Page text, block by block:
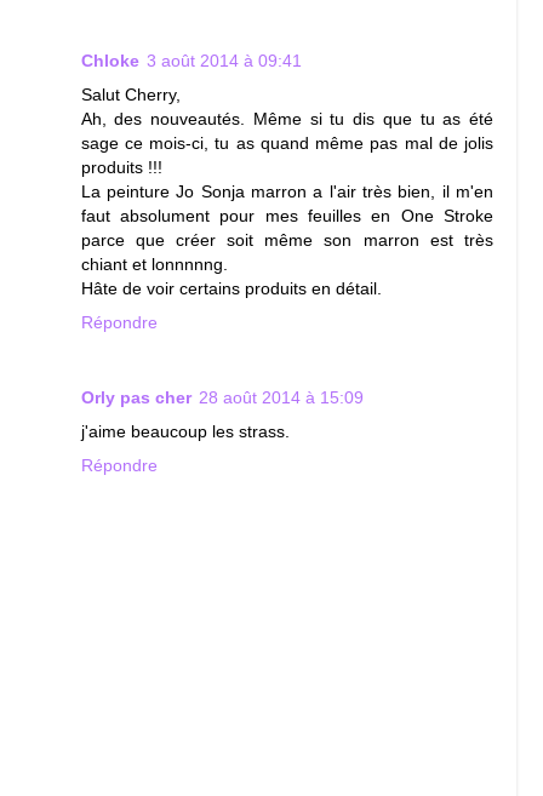
Chloke 3 août 2014 à 09:41
Salut Cherry,
Ah, des nouveautés. Même si tu dis que tu as été
sage ce mois-ci, tu as quand même pas mal de jolis
produits !!!
La peinture Jo Sonja marron a l'air très bien, il m'en
faut absolument pour mes feuilles en One Stroke
parce que créer soit même son marron est très
chiant et lonnnnng.
Hâte de voir certains produits en détail.
Répondre
Orly pas cher 28 août 2014 à 15:09
j'aime beaucoup les strass.
Répondre